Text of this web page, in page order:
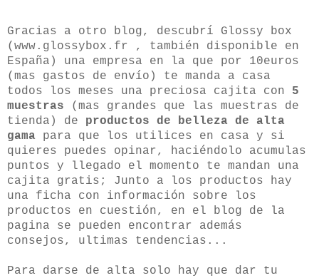
Gracias a otro blog, descubrí Glossy box
(www.glossybox.fr , también disponible en
España) una empresa en la que por 10euros
(mas gastos de envío) te manda a casa
todos los meses una preciosa cajita con 5
muestras (mas grandes que las muestras de
tienda) de productos de belleza de alta
gama para que los utilices en casa y si
quieres puedes opinar, haciéndolo acumulas
puntos y llegado el momento te mandan una
cajita gratis; Junto a los productos hay
una ficha con información sobre los
productos en cuestión, en el blog de la
pagina se pueden encontrar además
consejos, ultimas tendencias...
Para darse de alta solo hay que dar tu